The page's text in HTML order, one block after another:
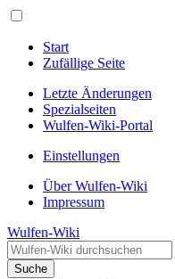
Start
Zufällige Seite
Letzte Änderungen
Spezialseiten
Wulfen-Wiki-Portal
Einstellungen
Über Wulfen-Wiki
Impressum
Wulfen-Wiki
Suche